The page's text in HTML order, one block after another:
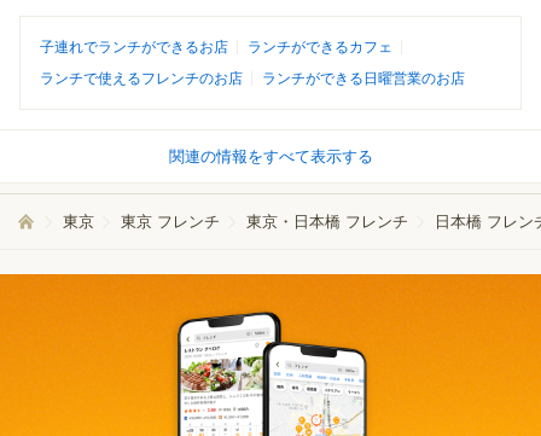
子連れでランチができるお店
ランチができるカフェ
ランチで使えるフレンチのお店
ランチができる日曜営業のお店
関連の情報をすべて表示する
東京 東京 フレンチ 東京・日本橋 フレンチ 日本橋 フレン